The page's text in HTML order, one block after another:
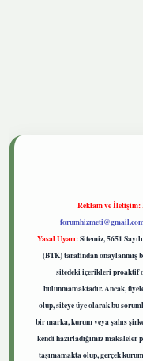
Reklam ve İletişim:
Yasal Uyarı:Sitemiz, 5651
(BTK) tarafından onaylanmış
sitedeki içerikleri proaktif
bulunmamaktadır. Ancak,
olup, siteye üye olarak bu
bir marka, kurum veya şahıs
kendi hazırladığımız
taşımamakta olup, gerçek